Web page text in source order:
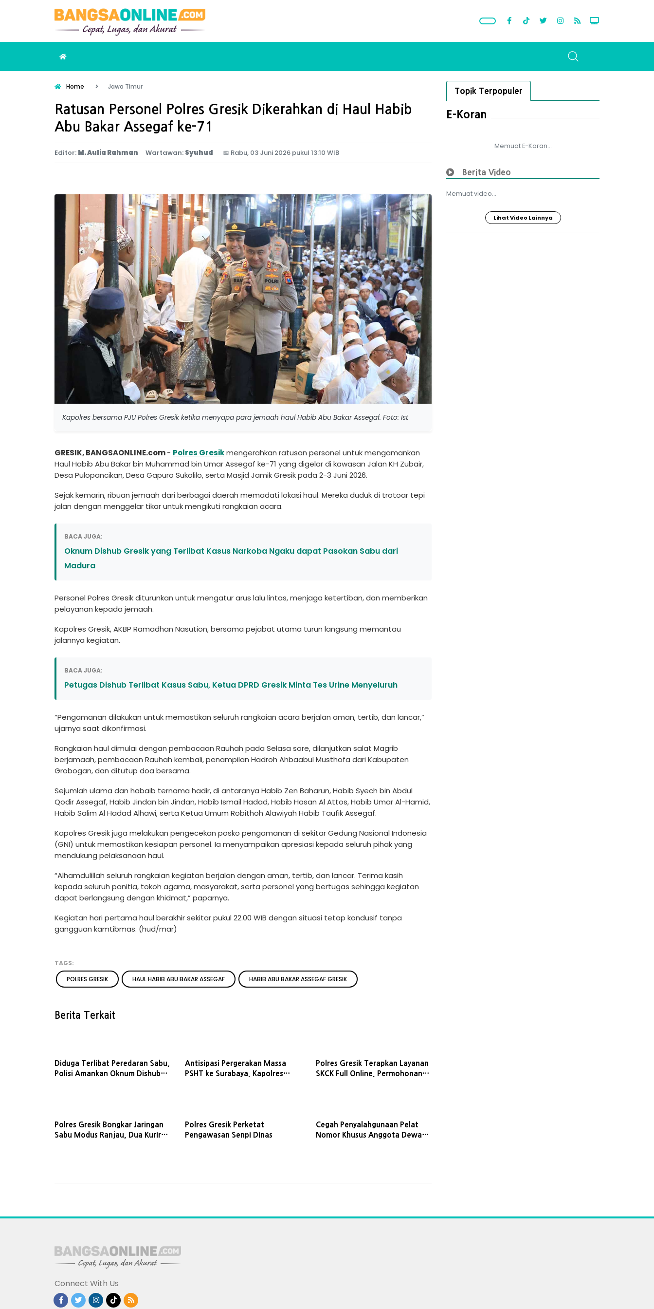
Home Jawa Timur
Ratusan Personel Polres Gresik Dikerahkan di Haul Habib
Abu Bakar Assegaf ke-71
Editor: M. Aulia Rahman Wartawan: Syuhud 📅 Rabu, 03 Juni 2026 pukul 13:10 WIB
Kapolres bersama PJU Polres Gresik ketika menyapa para jemaah haul Habib Abu Bakar Assegaf. Foto: Ist
GRESIK, BANGSAONLINE.com- Polres Gresikmengerahkan ratusan personel untuk mengamankan
Haul Habib Abu Bakar bin Muhammad bin Umar Assegaf ke-71 yang digelar di kawasan Jalan KH Zubair,
Desa Pulopancikan, Desa Gapuro Sukolilo, serta Masjid Jamik Gresik pada 2-3 Juni 2026.
Sejak kemarin, ribuan jemaah dari berbagai daerah memadati lokasi haul. Mereka duduk di trotoar tepi
jalan dengan menggelar tikar untuk mengikuti rangkaian acara.
BACA JUGA:
Oknum Dishub Gresik yang Terlibat Kasus Narkoba Ngaku dapat Pasokan Sabu dari
Madura
Personel Polres Gresik diturunkan untuk mengatur arus lalu lintas, menjaga ketertiban, dan memberikan
pelayanan kepada jemaah.
Kapolres Gresik, AKBP Ramadhan Nasution, bersama pejabat utama turun langsung memantau
jalannya kegiatan.
BACA JUGA:
Petugas Dishub Terlibat Kasus Sabu, Ketua DPRD Gresik Minta Tes Urine Menyeluruh
“Pengamanan dilakukan untuk memastikan seluruh rangkaian acara berjalan aman, tertib, dan lancar,”
ujarnya saat dikonfirmasi.
Rangkaian haul dimulai dengan pembacaan Rauhah pada Selasa sore, dilanjutkan salat Magrib
berjamaah, pembacaan Rauhah kembali, penampilan Hadroh Ahbaabul Musthofa dari Kabupaten
Grobogan, dan ditutup doa bersama.
Sejumlah ulama dan habaib ternama hadir, di antaranya Habib Zen Baharun, Habib Syech bin Abdul
Qodir Assegaf, Habib Jindan bin Jindan, Habib Ismail Hadad, Habib Hasan Al Attos, Habib Umar Al-Hamid,
Habib Salim Al Hadad Alhawi, serta Ketua Umum Robithoh Alawiyah Habib Taufik Assegaf.
Kapolres Gresik juga melakukan pengecekan posko pengamanan di sekitar Gedung Nasional Indonesia
(GNI) untuk memastikan kesiapan personel. Ia menyampaikan apresiasi kepada seluruh pihak yang
mendukung pelaksanaan haul.
“Alhamdulillah seluruh rangkaian kegiatan berjalan dengan aman, tertib, dan lancar. Terima kasih
kepada seluruh panitia, tokoh agama, masyarakat, serta personel yang bertugas sehingga kegiatan
dapat berlangsung dengan khidmat,” paparnya.
Kegiatan hari pertama haul berakhir sekitar pukul 22.00 WIB dengan situasi tetap kondusif tanpa
gangguan kamtibmas. (hud/mar)
TAGS:
POLRES GRESIK
HAUL HABIB ABU BAKAR ASSEGAF HABIB ABU BAKAR ASSEGAF GRESIK
Berita Terkait
Diduga Terlibat Peredaran Sabu,
Polisi Amankan Oknum Dishub
Antisipasi Pergerakan Massa
PSHT ke Surabaya, Kapolres
Polres Gresik Terapkan Layanan
SKCK Full Online, Permohonan
Polres Gresik Bongkar Jaringan
Sabu Modus Ranjau, Dua Kurir
Polres Gresik Perketat
Pengawasan Senpi Dinas
Cegah Penyalahgunaan Pelat
Nomor Khusus Anggota Dewan,
Topik Terpopuler
E-Koran
Memuat E-Koran...
Berita Video
Memuat video...
Lihat Video Lainnya
Connect With Us